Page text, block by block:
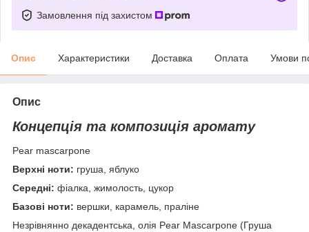
Замовлення під захистом
Опис Характеристики Доставка Оплата Умови
Опис
Концепція та композиція аромату
Pear mascarpone
Верхні ноти: груша, яблуко
Середні: фіалка, жимолость, цукор
Базові ноти: вершки, карамель, праліне
Незрівнянно декадентська, олія Pear Mascarpone (Груша